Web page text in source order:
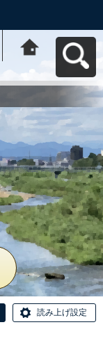
動応援ｻｲﾄ はち
コミねっとへ戻
読み上げ設定